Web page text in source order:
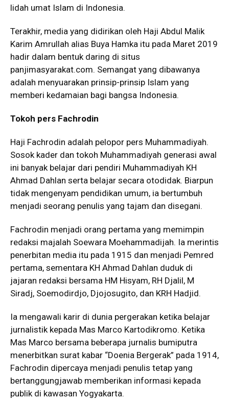
lidah umat Islam di Indonesia.
Terakhir, media yang didirikan oleh Haji Abdul Malik
Karim Amrullah alias Buya Hamka itu pada Maret 2019
hadir dalam bentuk daring di situs
panjimasyarakat.com. Semangat yang dibawanya
adalah menyuarakan prinsip-prinsip Islam yang
memberi kedamaian bagi bangsa Indonesia.
Tokoh pers Fachrodin
Haji Fachrodin adalah pelopor pers Muhammadiyah.
Sosok kader dan tokoh Muhammadiyah generasi awal
ini banyak belajar dari pendiri Muhammadiyah KH
Ahmad Dahlan serta belajar secara otodidak. Biarpun
tidak mengenyam pendidikan umum, ia bertumbuh
menjadi seorang penulis yang tajam dan disegani.
Fachrodin menjadi orang pertama yang memimpin
redaksi majalah Soewara Moehammadijah. Ia merintis
penerbitan media itu pada 1915 dan menjadi Pemred
pertama, sementara KH Ahmad Dahlan duduk di
jajaran redaksi bersama HM Hisyam, RH Djalil, M
Siradj, Soemodirdjo, Djojosugito, dan KRH Hadjid.
Ia mengawali karir di dunia pergerakan ketika belajar
jurnalistik kepada Mas Marco Kartodikromo. Ketika
Mas Marco bersama beberapa jurnalis bumiputra
menerbitkan surat kabar “Doenia Bergerak” pada 1914,
Fachrodin dipercaya menjadi penulis tetap yang
bertanggungjawab memberikan informasi kepada
publik di kawasan Yogyakarta.